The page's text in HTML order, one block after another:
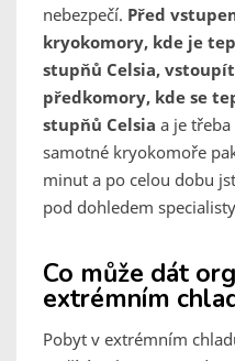
nebezpečí. Před
kryokomory, kde je
stupňů Celsia,
předkomory, kde se
stupňů Celsia a je třeba
samotné kryokomoře
minut a po celou dobu
pod dohledem
Co může dát
extrémním
Pobyt v extrémním